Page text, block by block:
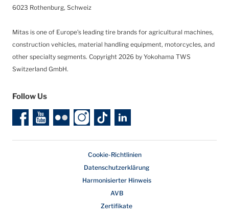
6023 Rothenburg, Schweiz
Mitas is one of Europe’s leading tire brands for agricultural machines,
construction vehicles, material handling equipment, motorcycles, and
other specialty segments. Copyright 2026 by Yokohama TWS
Switzerland GmbH.
Follow Us
Cookie-Richtlinien
Datenschutzerklärung
Harmonisierter Hinweis
AVB
Zertifikate